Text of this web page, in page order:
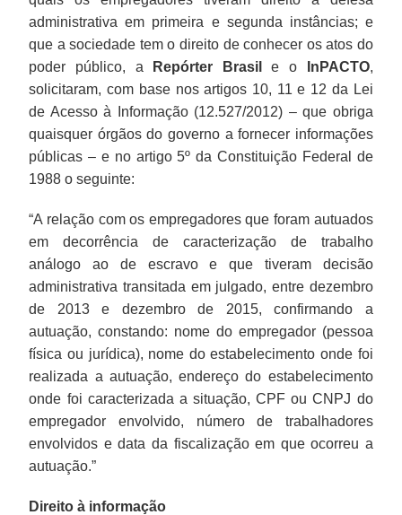
administrativa em primeira e segunda instâncias; e
que a sociedade tem o direito de conhecer os atos do
poder público, a
Repórter Brasil e o InPACTO,
solicitaram, com base nos artigos 10, 11 e 12 da Lei
de Acesso à Informação (12.527/2012) – que obriga
quaisquer órgãos do governo a fornecer informações
públicas – e no artigo 5º da Constituição Federal de
1988 o seguinte:
“A relação com os empregadores que foram autuados
em decorrência de caracterização de trabalho
análogo ao de escravo e que tiveram decisão
administrativa transitada em julgado, entre dezembro
de 2013 e dezembro de 2015, confirmando a
autuação, constando: nome do empregador (pessoa
física ou jurídica), nome do estabelecimento onde foi
realizada a autuação, endereço do estabelecimento
onde foi caracterizada a situação, CPF ou CNPJ do
empregador envolvido, número de trabalhadores
envolvidos e data da fiscalização em que ocorreu a
autuação.”
Direito à informação